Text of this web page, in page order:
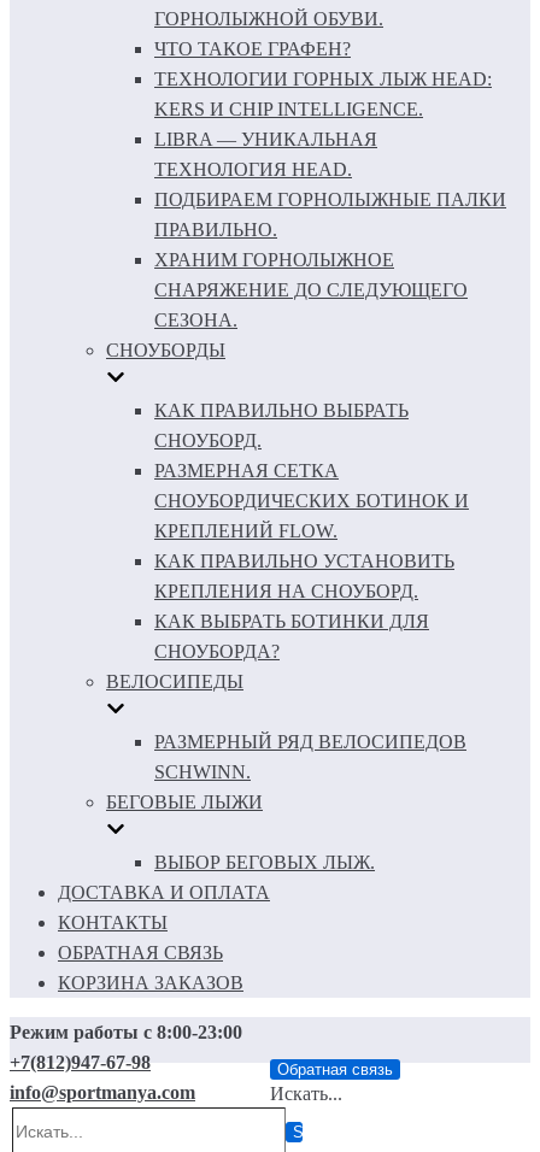
ГОРНОЛЫЖНОЙ ОБУВИ.
ЧТО ТАКОЕ ГРАФЕН?
ТЕХНОЛОГИИ ГОРНЫХ ЛЫЖ HEAD:
KERS И CHIP INTELLIGENCE.
LIBRA — УНИКАЛЬНАЯ
ТЕХНОЛОГИЯ HEAD.
ПОДБИРАЕМ ГОРНОЛЫЖНЫЕ ПАЛКИ
ПРАВИЛЬНО.
ХРАНИМ ГОРНОЛЫЖНОЕ
СНАРЯЖЕНИЕ ДО СЛЕДУЮЩЕГО
СЕЗОНА.
СНОУБОРДЫ
КАК ПРАВИЛЬНО ВЫБРАТЬ
СНОУБОРД.
РАЗМЕРНАЯ СЕТКА
СНОУБОРДИЧЕСКИХ БОТИНОК И
КРЕПЛЕНИЙ FLOW.
КАК ПРАВИЛЬНО УСТАНОВИТЬ
КРЕПЛЕНИЯ НА СНОУБОРД.
КАК ВЫБРАТЬ БОТИНКИ ДЛЯ
СНОУБОРДА?
ВЕЛОСИПЕДЫ
РАЗМЕРНЫЙ РЯД ВЕЛОСИПЕДОВ
SCHWINN.
БЕГОВЫЕ ЛЫЖИ
ВЫБОР БЕГОВЫХ ЛЫЖ.
ДОСТАВКА И ОПЛАТА
КОНТАКТЫ
ОБРАТНАЯ СВЯЗЬ
КОРЗИНА ЗАКАЗОВ
Режим работы с 8:00-23:00
+7(812)947-67-98
info@sportmanya.com
Обратная связь
Искать...